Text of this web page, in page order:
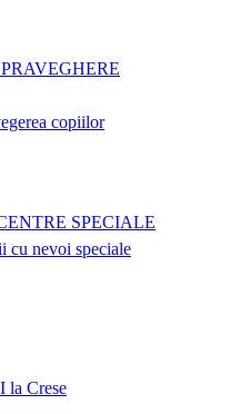
copiilor
SPECIALE
cu nevoi speciale
la Crese